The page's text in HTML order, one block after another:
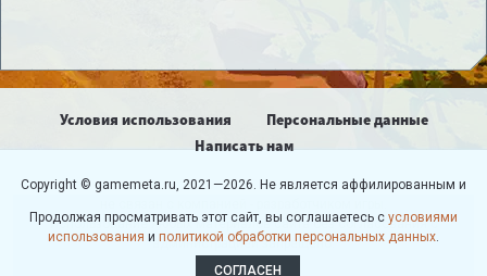
Условия использования
Персональные данные
Написать нам
Copyright © gamemeta.ru, 2021—2026. Не является аффилированным и
Использование любых материалов сайта без согласования с
администрацией запрещено.
Продолжая просматривать этот сайт, вы соглашаетесь с условиями
использования и политикой обработки персональных данных.
СОГЛАСЕН